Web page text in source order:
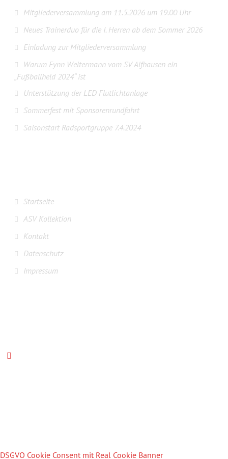
Mitgliederversammlung am 11.5.2026 um 19.00 Uhr
Neues Trainerduo für die I. Herren ab dem Sommer 2026
Einladung zur Mitgliederversammlung
Warum Fynn Weltermann vom SV Alfhausen ein
„Fußballheld 2024“ ist
Unterstützung der LED Flutlichtanlage
Sommerfest mit Sponsorenrundfahrt
Saisonstart Radsportgruppe 7.4.2024
Startseite
ASV Kollektion
Kontakt
Datenschutz
Impressum
DSGVO Cookie Consent mit Real Cookie Banner